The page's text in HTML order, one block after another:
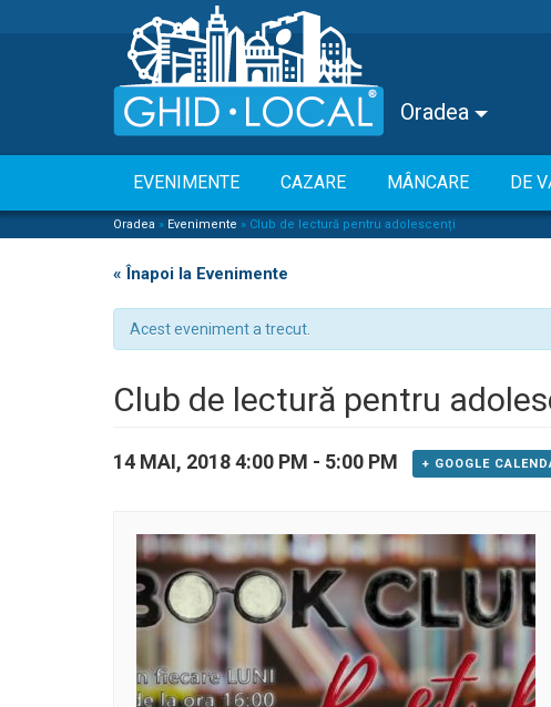
Oradea
EVENIMENTE CAZARE MÂNCARE DE
Oradea » Evenimente » Club de lectură pentru adolescenți
« Înapoi la Evenimente
Acest eveniment a trecut.
Club de lectură pentru
14 MAI, 2018 4:00 PM - 5:00 PM + GOOGLE